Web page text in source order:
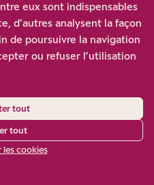
à rien. Il faut
entre la conception et
mettez cette
000 kilomètres de
ça ne marche pas.
eux sont indispensables
d’autres analysent la façon
de poursuivre la navigation
ou refuser l’utilisation
tout
tout
les cookies